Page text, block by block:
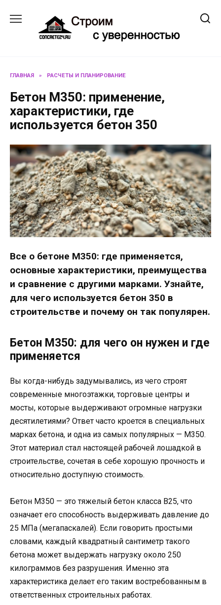
содержанию
ГЛАВНАЯ » РАСЧЕТЫ И ПЛАНИРОВАНИЕ
Бетон М350: применение,
характеристики, где
используется бетон 350
Все о бетоне М350: где применяется,
основные характеристики, преимущества
и сравнение с другими марками. Узнайте,
для чего используется бетон 350 в
строительстве и почему он так популярен.
Бетон М350: для чего он нужен и где
применяется
Вы когда-нибудь задумывались, из чего строят
современные многоэтажки, торговые центры и
мосты, которые выдерживают огромные нагрузки
десятилетиями? Ответ часто кроется в специальных
марках бетона, и одна из самых популярных — М350.
Этот материал стал настоящей рабочей лошадкой в
строительстве, сочетая в себе хорошую прочность и
относительно доступную стоимость.
Бетон М350 — это тяжелый бетон класса В25, что
означает его способность выдерживать давление до
25 МПа (мегапаскалей). Если говорить простыми
словами, каждый квадратный сантиметр такого
бетона может выдержать нагрузку около 250
килограммов без разрушения. Именно эта
характеристика делает его таким востребованным в
ответственных строительных работах.